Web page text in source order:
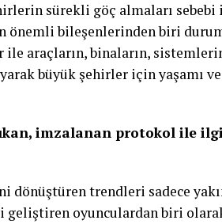
sürekli göç almaları
önemli bileşenlerinden biri
araçların, binaların,
büyük şehirler için yaşamı
imzalanan protokol ile
dönüştüren trendleri sadece
geliştiren oyunculardan biri